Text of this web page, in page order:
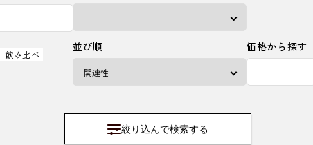
飲み比べ
並び順 価格から探す
絞り込んで検索する